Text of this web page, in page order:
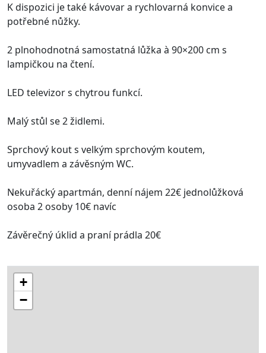
K dispozici je také kávovar a rychlovarná konvice a
potřebné nůžky.
2 plnohodnotná samostatná lůžka à 90×200 cm s
lampičkou na čtení.
LED televizor s chytrou funkcí.
Malý stůl se 2 židlemi.
Sprchový kout s velkým sprchovým koutem,
umyvadlem a závěsným WC.
Nekuřácký apartmán, denní nájem 22€ jednolůžková
osoba 2 osoby 10€ navíc
Závěrečný úklid a praní prádla 20€
+
−